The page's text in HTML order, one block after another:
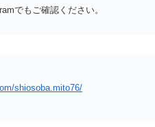
でもご確認ください。
shiosoba.mito76/